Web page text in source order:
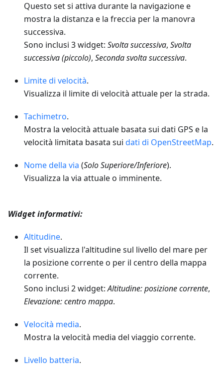
Questo set si attiva durante la navigazione e
mostra la distanza e la freccia per la manovra
successiva.
Sono inclusi 3 widget: Svolta successiva, Svolta
successiva (piccolo), Seconda svolta successiva.
Limite di velocità.
Visualizza il limite di velocità attuale per la strada.
Tachimetro.
Mostra la velocità attuale basata sui dati GPS e la
velocità limitata basata sui dati di OpenStreetMap.
Nome della via (Solo Superiore/Inferiore).
Visualizza la via attuale o imminente.
Widget informativi:
Altitudine.
Il set visualizza l'altitudine sul livello del mare per
la posizione corrente o per il centro della mappa
corrente.
Sono inclusi 2 widget:Altitudine: posizione corrente,
Elevazione: centro mappa.
Velocità media.
Mostra la velocità media del viaggio corrente.
Livello batteria.